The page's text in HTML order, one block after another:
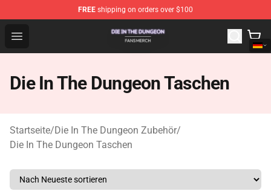
FREE shipping on orders over $100
Open menu
Die In The Dungeon Shop - Official Die In The Dungeon
Die In The Dungeon Taschen
Startseite/Die In The Dungeon Zubehör/
Die In The Dungeon Taschen